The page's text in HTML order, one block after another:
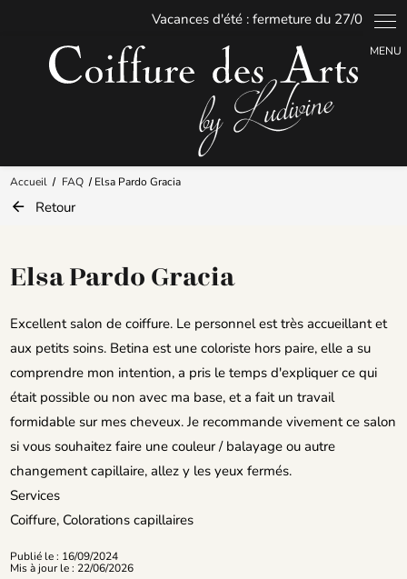
Accueil FAQ Elsa Pardo Gracia
Retour
Elsa Pardo Gracia
Excellent salon de coiffure. Le personnel est très accueillant et
aux petits soins. Betina est une coloriste hors paire, elle a su
comprendre mon intention, a pris le temps d'expliquer ce qui
était possible ou non avec ma base, et a fait un travail
formidable sur mes cheveux. Je recommande vivement ce salon
si vous souhaitez faire une couleur / balayage ou autre
changement capillaire, allez y les yeux fermés.
Services
Coiffure, Colorations capillaires
Publié le : 16/09/2024
Mis à jour le : 22/06/2026